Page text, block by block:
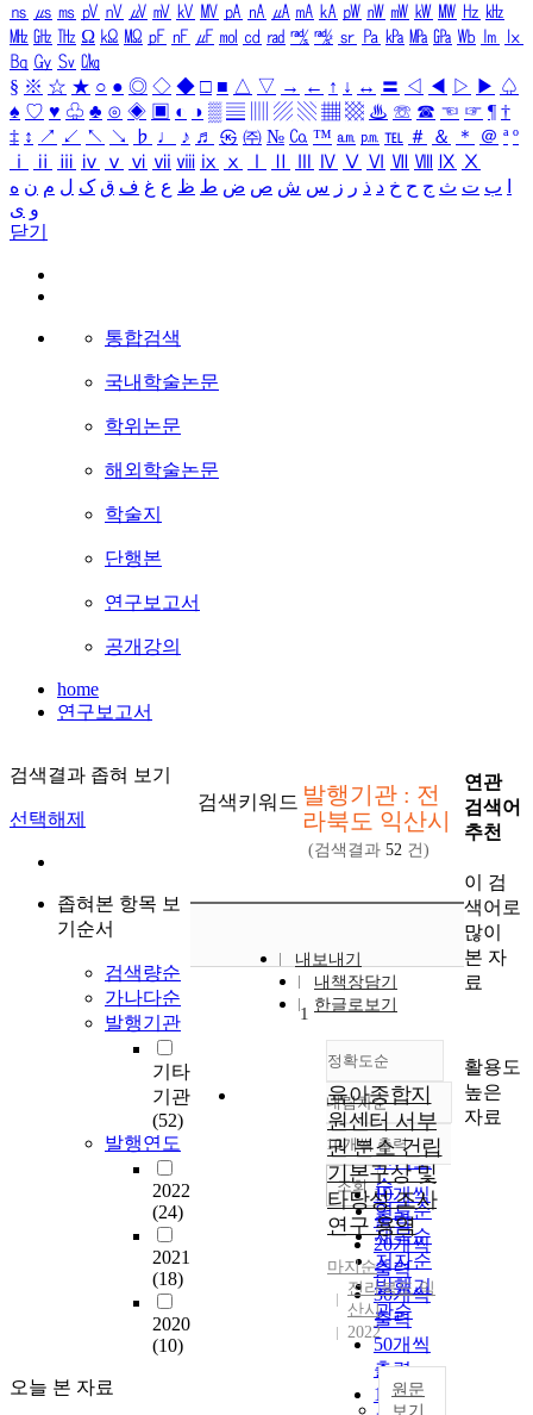
㎱ ㎲ ㎳ ㎴ ㎵ ㎶ ㎷ ㎸ ㎹ ㎀ ㎁ ㎂ ㎃ ㎄ ㎺ ㎻ ㎽ ㎾ ㎿ ㎐ ㎑
㎒ ㎓ ㎔ Ω ㏀ ㏁ ㎊ ㎋ ㎌ ㏖ ㏅ ㎭ ㎮ ㎯ ㏛ ㎩ ㎪ ㎫ ㎬ ㏝ ㏐
㏓
㏃ ㏉ ㏜ ㏆
§ ※ ☆ ★ ○ ● ◎ ◇ ◆ □ ■ △ ▽ → ← ↑ ↓ ↔ 〓 ◁ ◀ ▷ ▶ ♤
♠ ♡ ♥ ♧ ♣ ⊙ ◈ ▣ ◐ ◑ ▒ ▤ ▨ ▧ ▦ ▩ ♨ ☏ ☎ ☜ ☞ ¶ †
‡ ↕ ↗ ↙ ↖ ↘ ♭ ♩ ♪ ♬ ㉿ ㈜ № ㏇ ™ ㏂ ㏘ ℡ ＃ ＆ ＊ ＠ ª º
ⅰ
ⅱ ⅲ ⅳ ⅴ ⅵ ⅶ ⅷ ⅸ ⅹ Ⅳ Ⅴ Ⅵ Ⅶ Ⅷ Ⅸ Ⅹ
ب ت ث ج ح خ د ذ ر ز س ش ص ض ط ظ ع غ ف ق ک ل م ن ه
و ی
닫기
통합검색
국내학술논문
학위논문
해외학술논문
학술지
단행본
연구보고서
공개강의
home
연구보고서
검색결과 좁혀 보기
선택해제
좁혀본 항목 보
기순서
검색량순
가나다순
발행기관
기타
기관
(52)
발행연도
2022
(24)
2021
(18)
2020
(10)
오늘 본 자료
검색키워드 발행기관 : 전
라북도 익산시
(검색결과 52 건)
내보내기
내책장담기
한글로보기
정확도순
정확도
순
인기도
순
연도순
제목순
저자순
발행기
관순
내림차순
내림차순
10개씩 출력
10개씩
출력
20개씩
출력
30개씩
출력
50개씩
출력
100개씩
조회
1
육아종합지
원센터 서부
권 분소 건립
기본구상 및
타당성 조사
연구 용역
마지순
전라북도 익
산시
2022
원문
보기
연관
검색어
추천
이 검
색어로
많이
본 자
료
활용도
높은
자료